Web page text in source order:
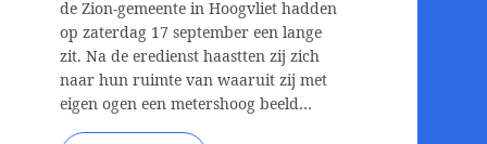
de Zion-gemeente in Hoogvliet hadden
op zaterdag 17 september een lange
zit. Na de eredienst haastten zij zich
naar hun ruimte van waaruit zij met
eigen ogen een metershoog beeld…